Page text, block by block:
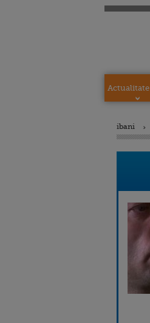
Actualitate
ibani